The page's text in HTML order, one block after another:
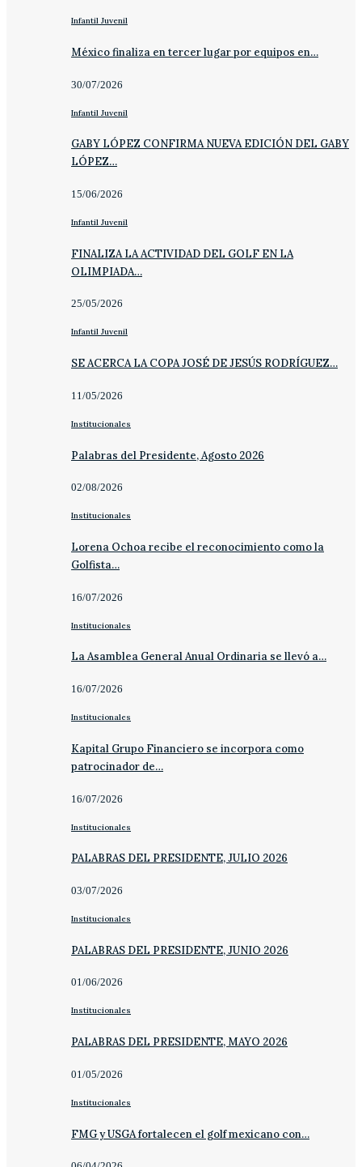
Infantil Juvenil
México finaliza en tercer lugar por equipos en…
30/07/2026
Infantil Juvenil
GABY LÓPEZ CONFIRMA NUEVA EDICIÓN DEL GABY
LÓPEZ…
15/06/2026
Infantil Juvenil
FINALIZA LA ACTIVIDAD DEL GOLF EN LA
OLIMPIADA…
25/05/2026
Infantil Juvenil
SE ACERCA LA COPA JOSÉ DE JESÚS RODRÍGUEZ…
11/05/2026
Institucionales
Palabras del Presidente, Agosto 2026
02/08/2026
Institucionales
Lorena Ochoa recibe el reconocimiento como la
Golfista…
16/07/2026
Institucionales
La Asamblea General Anual Ordinaria se llevó a…
16/07/2026
Institucionales
Kapital Grupo Financiero se incorpora como
patrocinador de…
16/07/2026
Institucionales
PALABRAS DEL PRESIDENTE, JULIO 2026
03/07/2026
Institucionales
PALABRAS DEL PRESIDENTE, JUNIO 2026
01/06/2026
Institucionales
PALABRAS DEL PRESIDENTE, MAYO 2026
01/05/2026
Institucionales
FMG y USGA fortalecen el golf mexicano con…